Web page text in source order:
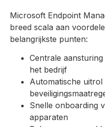
Microsoft Endpoint
breed scala aan
belangrijkste punten:
Centrale
het bedrijf
Automatische uitrol
Snelle onboarding
apparaten